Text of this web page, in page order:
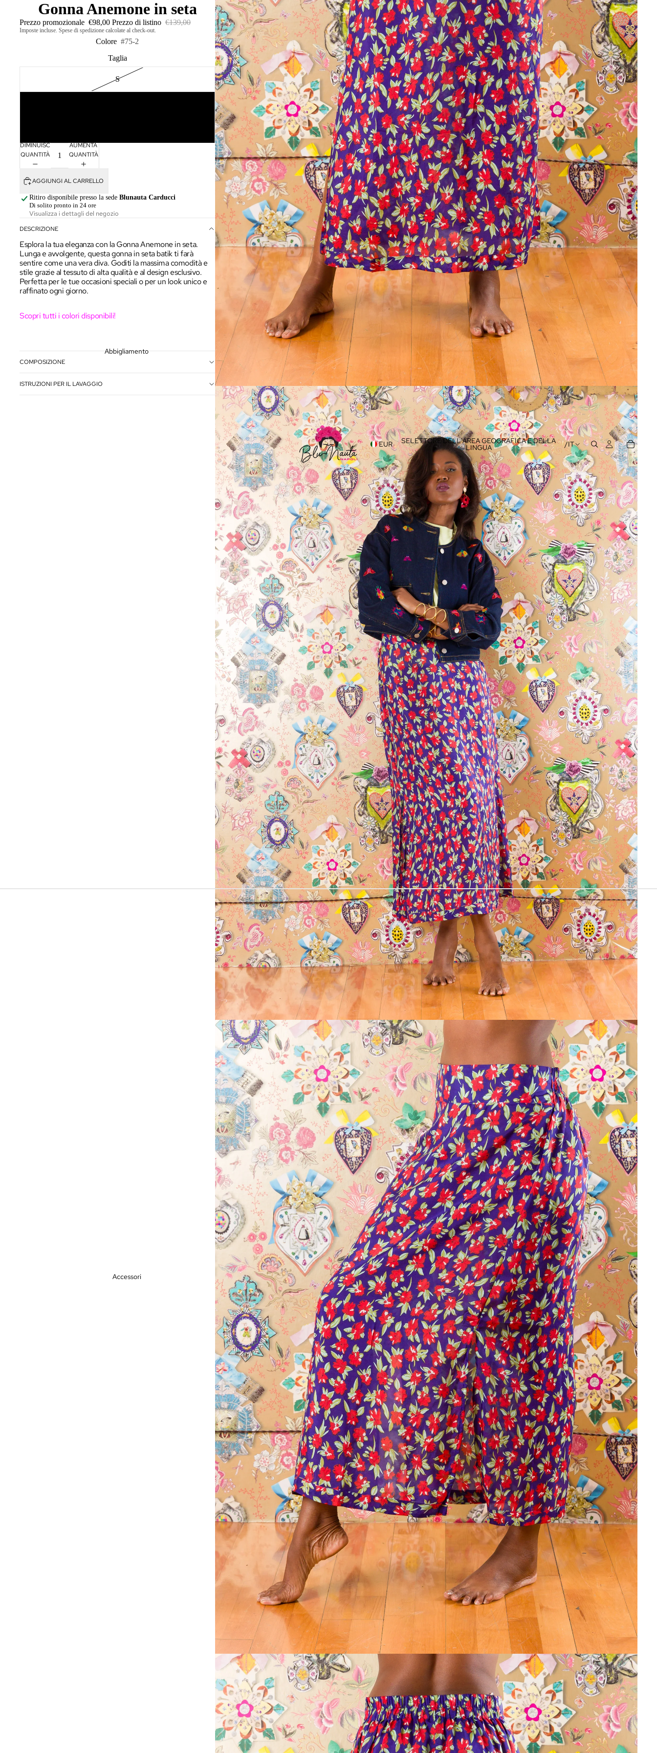
Abbigliamento
Accessori
EUR SELETTORE DELL'AREA GEOGRAFICA E DELLA
LINGUA /IT
Gonna Anemone in seta
Prezzo promozionale €98,00 Prezzo di listino €139,00
Imposte incluse. Spese di spedizione calcolate al check-out.
Colore #75-2
Taglia
S
DIMINUISCI
QUANTITÀ
AUMENTA
QUANTITÀ
AGGIUNGI AL CARRELLO
Ritiro disponibile presso la sede Blunauta Carducci
Di solito pronto in 24 ore
Visualizza i dettagli del negozio
DESCRIZIONE
Esplora la tua eleganza con la Gonna Anemone in seta.
Lunga e avvolgente, questa gonna in seta batik ti farà
sentire come una vera diva. Goditi la massima comodità e
stile grazie al tessuto di alta qualità e al design esclusivo.
Perfetta per le tue occasioni speciali o per un look unico e
raffinato ogni giorno.
Scopri tutti i colori disponibili!
COMPOSIZIONE
ISTRUZIONI PER IL LAVAGGIO